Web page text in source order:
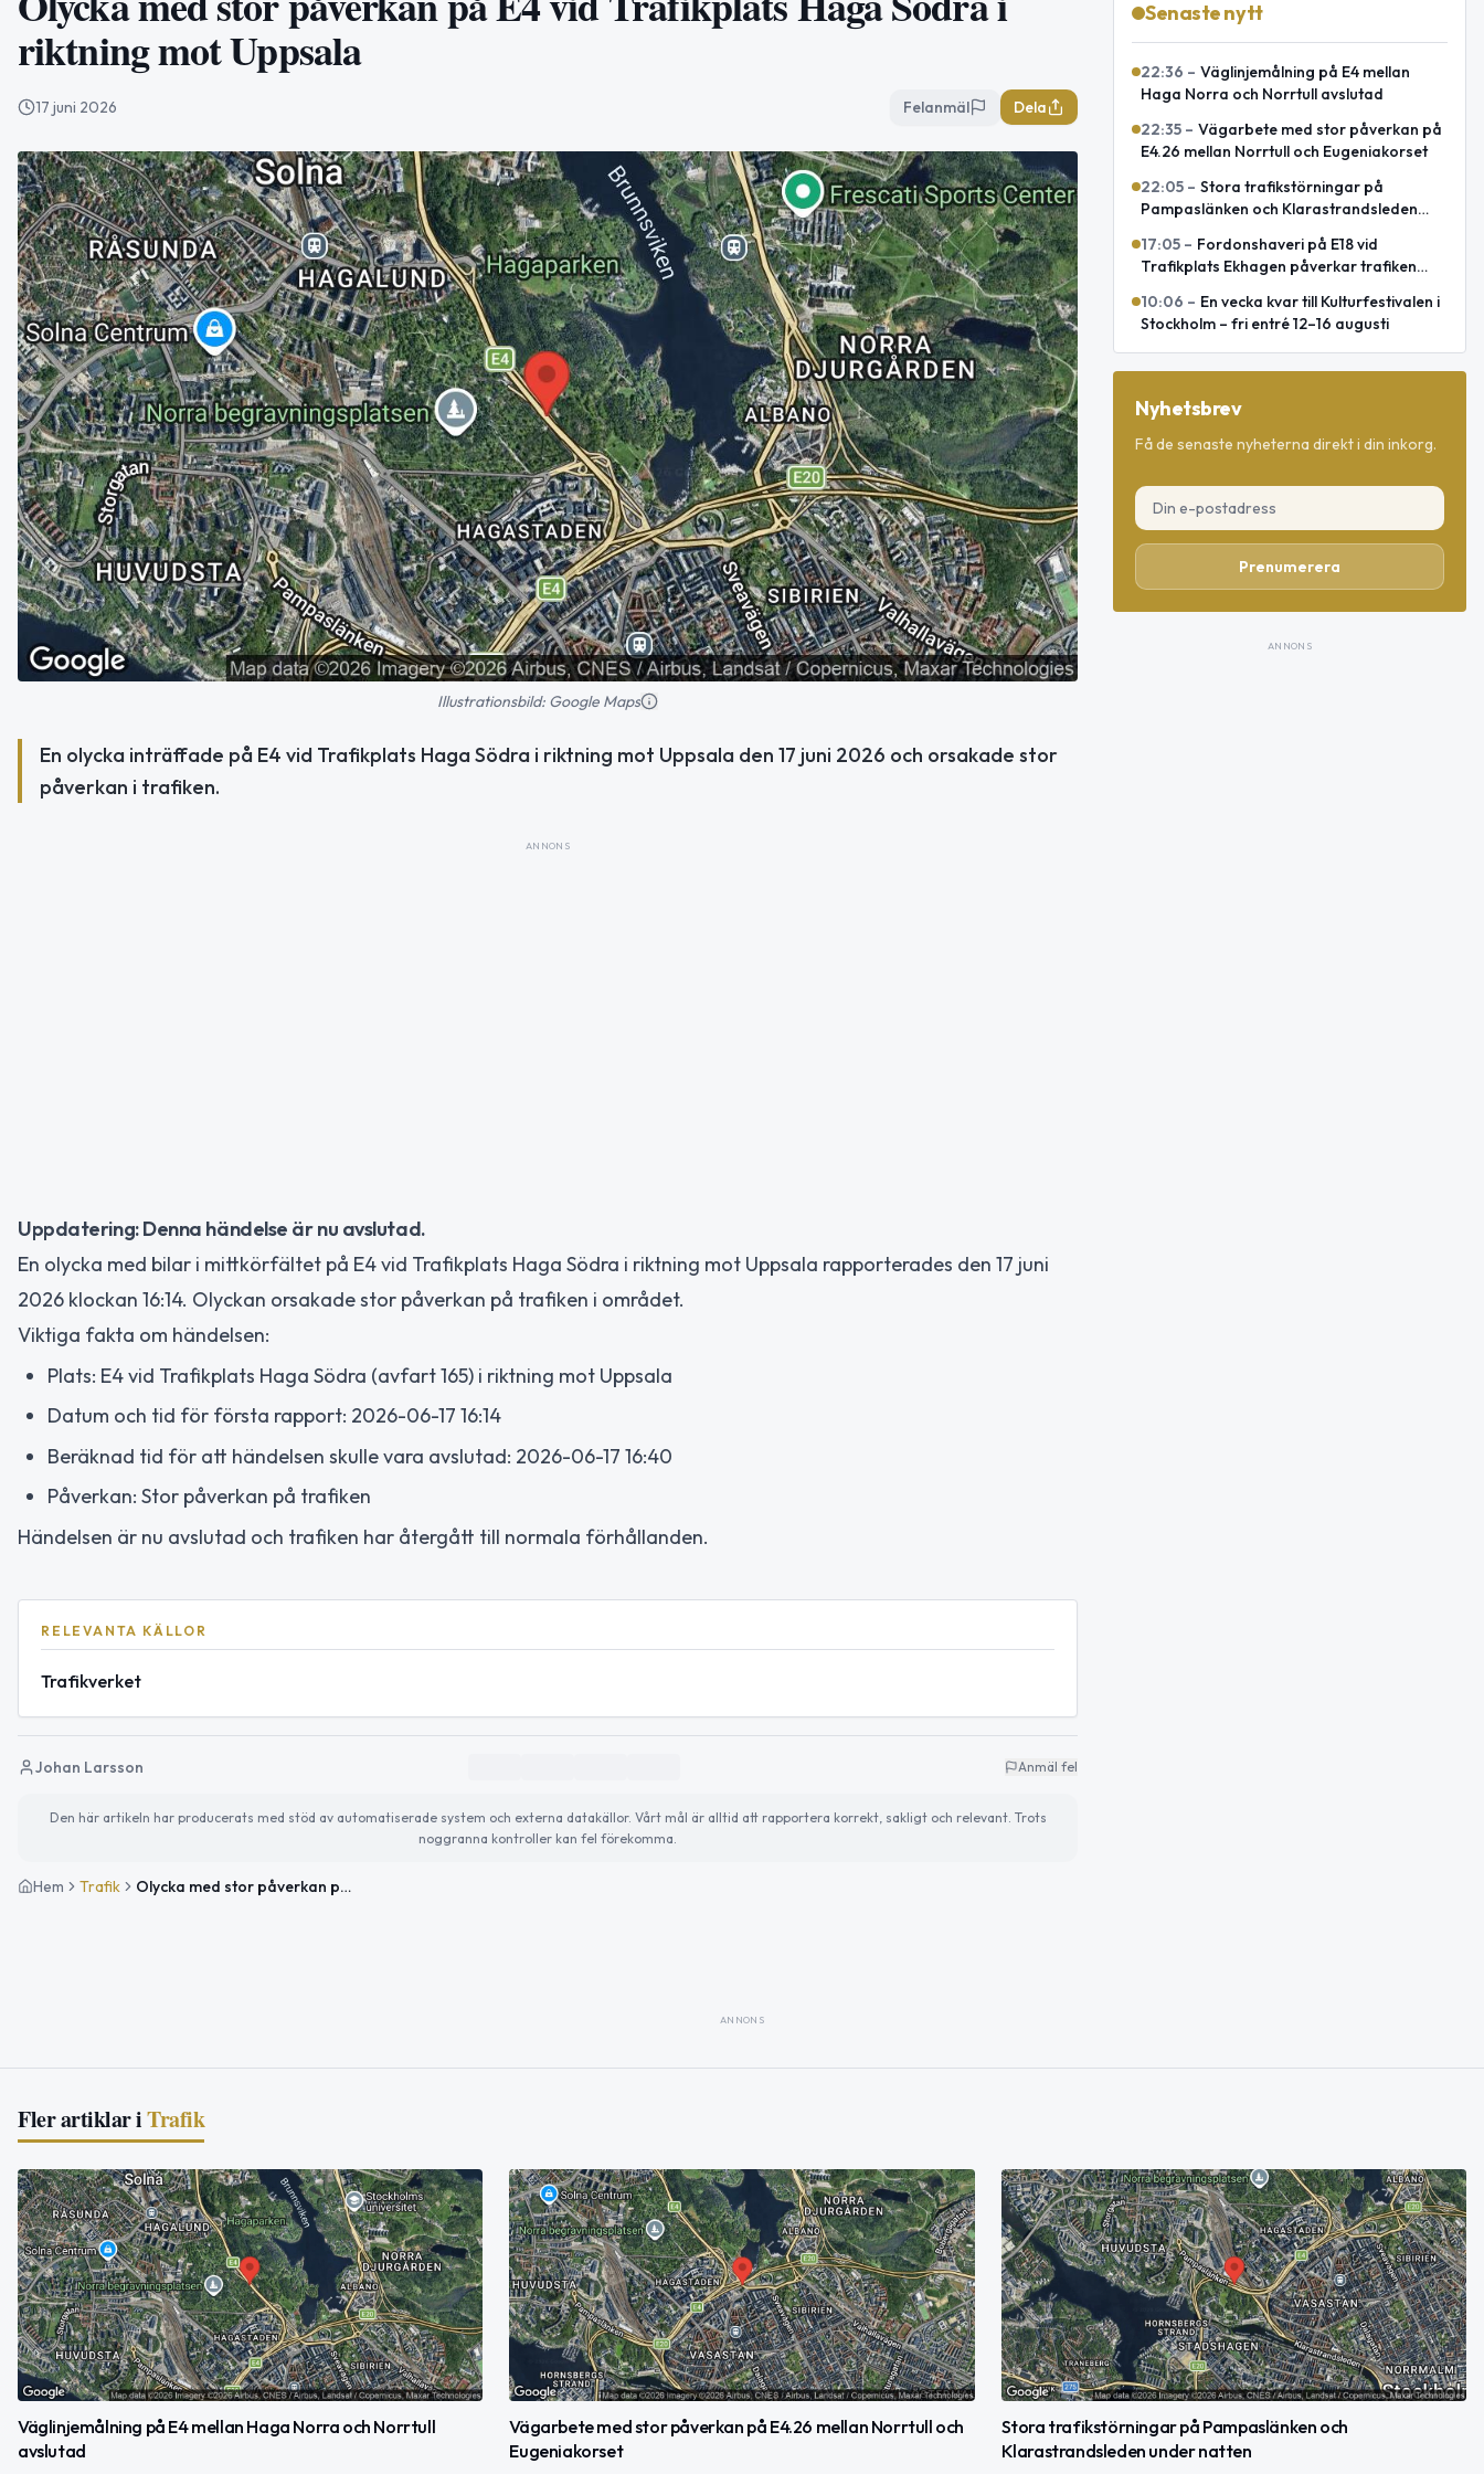
riktning mot Uppsala
17 juni 2026 Felanmäl Dela
Illustrationsbild: Google Maps
En olycka inträffade på E4 vid Trafikplats Haga Södra i riktning mot Uppsala den 17 juni 2026 och orsakade stor
påverkan i trafiken.
ANNONS
Uppdatering: Denna händelse är nu avslutad.
En olycka med bilar i mittkörfältet på E4 vid Trafikplats Haga Södra i riktning mot Uppsala rapporterades den 17 juni
2026 klockan 16:14. Olyckan orsakade stor påverkan på trafiken i området.
Viktiga fakta om händelsen:
Plats: E4 vid Trafikplats Haga Södra (avfart 165) i riktning mot Uppsala
Datum och tid för första rapport: 2026-06-17 16:14
Beräknad tid för att händelsen skulle vara avslutad: 2026-06-17 16:40
Påverkan: Stor påverkan på trafiken
Händelsen är nu avslutad och trafiken har återgått till normala förhållanden.
RELEVANTA KÄLLOR
Trafikverket
Johan Larsson Anmäl fel
Den här artikeln har producerats med stöd av automatiserade system och externa datakällor. Vårt mål är alltid att rapportera korrekt, sakligt och relevant. Trots
noggranna kontroller kan fel förekomma.
Hem Trafik Olycka med stor påverkan på E4 vid Trafikplats Haga Södra i riktning mot Uppsala
Senaste nytt
22:36 – Väglinjemålning på E4 mellan
Haga Norra och Norrtull avslutad
22:35 – Vägarbete med stor påverkan på
E4.26 mellan Norrtull och Eugeniakorset
22:05 – Stora trafikstörningar på
Pampaslänken och Klarastrandsleden
17:05 – Fordonshaveri på E18 vid
Trafikplats Ekhagen påverkar trafiken
10:06 – En vecka kvar till Kulturfestivalen i
Stockholm – fri entré 12–16 augusti
Nyhetsbrev
Få de senaste nyheterna direkt i din inkorg.
Prenumerera
ANNONS
ANNONS
Fler artiklar iTrafik
Väglinjemålning på E4 mellan Haga Norra och Norrtull
avslutad
Vägarbete med stor påverkan på E4.26 mellan Norrtull och
Eugeniakorset
Stora trafikstörningar på Pampaslänken och
Klarastrandsleden under natten